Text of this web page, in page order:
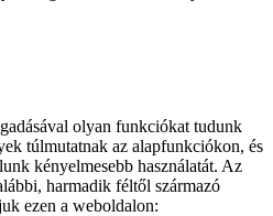
olyan funkciókat tudunk
túlmutatnak az alapfunkciókon, és
kényelmesebb használatát. Az
harmadik féltől származó
ezen a weboldalon: